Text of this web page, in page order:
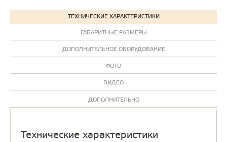
ТЕХНИЧЕСКИЕ ХАРАКТЕРИСТИКИ
ГАБАРИТНЫЕ РАЗМЕРЫ
ДОПОЛНИТЕЛЬНОЕ ОБОРУДОВАНИЕ
ФОТО
ВИДЕО
ДОПОЛНИТЕЛЬНО
Технические характеристики